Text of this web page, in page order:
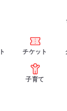
チケット
子育て